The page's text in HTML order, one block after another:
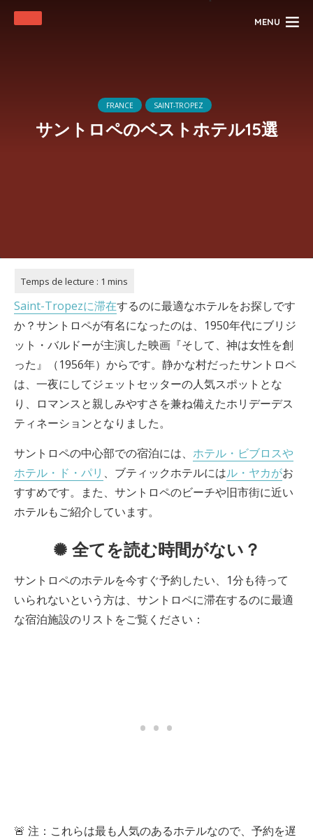
MENU
FRANCE SAINT-TROPEZ
サントロペのベストホテル15選
Saint-Tropezに滞在するのに最適なホテルをお探しです
か？サントロペが有名になったのは、1950年代にブリジ
ット・バルドーが主演した映画『そして、神は女性を創
った』（1956年）からです。静かな村だったサントロペ
は、一夜にしてジェットセッターの人気スポットとな
り、ロマンスと親しみやすさを兼ね備えたホリデーデス
ティネーションとなりました。
サントロペの中心部での宿泊には、 ホテル・ビブロスや
ホテル・ド・パリ 、ブティックホテルにはル・ヤカがお
すすめです。また、サントロペのビーチや旧市街に近い
ホテルもご紹介しています。
✺ 全てを読む時間がない？
サントロペのホテルを今すぐ予約したい、1分も待って
いられないという方は、サントロペに滞在するのに最適
な宿泊施設のリストをご覧ください：
🚨 注：これらは最も人気のあるホテルなので、予約を遅